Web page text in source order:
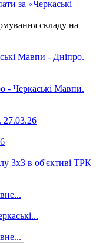
за «Черкаські
складу на
Мавпи - Дніпро.
- Черкаські Мавпи.
27.03.26
3х3 в об'єктиві ТРК